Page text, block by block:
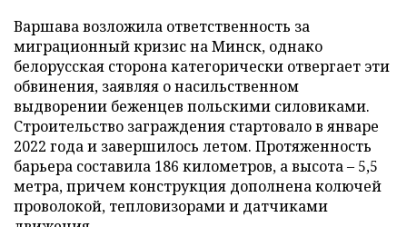
Варшава возложила ответственность за
миграционный кризис на Минск, однако
белорусская сторона категорически отвергает эти
обвинения, заявляя о насильственном
выдворении беженцев польскими силовиками.
Строительство заграждения стартовало в январе
2022 года и завершилось летом. Протяженность
барьера составила 186 километров, а высота – 5,5
метра, причем конструкция дополнена колючей
проволокой, тепловизорами и датчиками